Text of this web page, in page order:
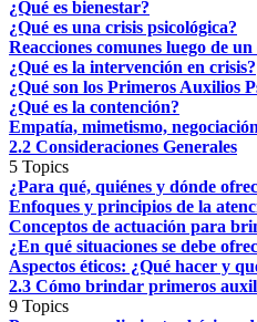
¿Qué es bienestar?
¿Qué es una crisis psicológica?
Reacciones comunes luego de
¿Qué es la intervención en crisis?
¿Qué son los Primeros Auxilios
¿Qué es la contención?
Empatía, mimetismo,
2.2 Consideraciones Generales
5 Topics
¿Para qué, quiénes y dónde
Enfoques y principios de la
Conceptos de actuación para
¿En qué situaciones se debe
Aspectos éticos: ¿Qué hacer y
2.3 Cómo brindar primeros
9 Topics